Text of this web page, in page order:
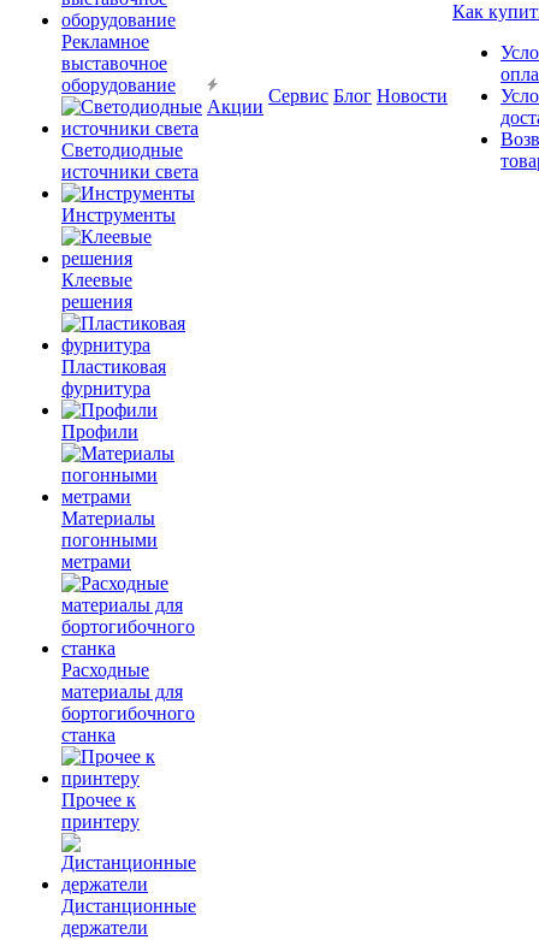
Рекламное
выставочное
оборудование
Светодиодные
источники света
Инструменты
Клеевые
решения
Пластиковая
фурнитура
Профили
Материалы
погонными
метрами
Расходные
материалы для
бортогибочного
станка
Прочее к
принтеру
Дистанционные
держатели
Акции
Сервис Блог Новости
Как